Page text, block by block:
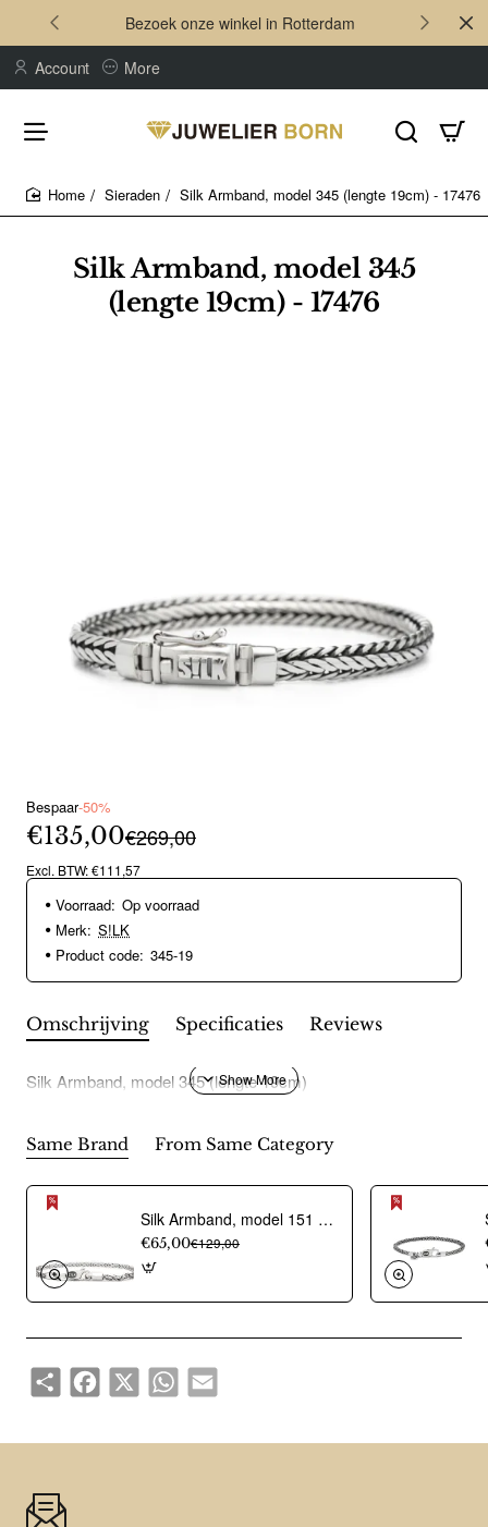
Bezoek onze winkel in Rotterdam
Account More
Silk Armband, model 345
(lengte 19cm) - 17476
Sieraden Silk Armband, model 345 (lengte 19cm) - 17476
Bespaar-50%
€135,00€269,00
Excl. BTW: €111,57
Voorraad: Op voorraad
Merk: S!LK
Product code: 345-19
Omschrijving Specificaties Reviews
Silk Armband, model 345 (lengte 19cm)
Same Brand From Same Category
Silk Armband, model 151 (lengte 20cm) - 17474
€65,00€129,00
ShareFacebook
X WhatsAppEmail